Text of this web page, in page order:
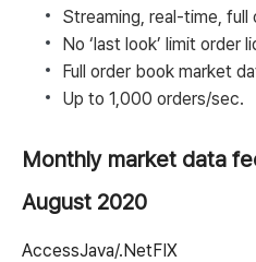
Streaming, real-time,
No ‘last look’ limit order
Full order book market
Up to 1,000 orders/sec.
Monthly market data
August 2020
AccessJava/.NetFIX